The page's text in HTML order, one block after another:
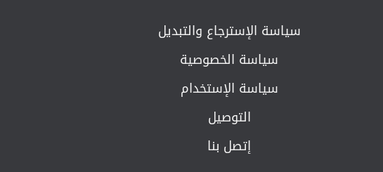
سياسة الإسترجاع والتبديل​
سياسة الخصوصية
سياسة الإستخدام
التوصيل
إتصل بنا